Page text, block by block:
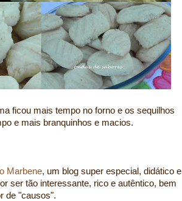
ficou mais tempo no forno e os sequilhos
e mais branquinhos e macios.
Marbene, um blog super especial, didático e
ser tão interessante, rico e autêntico, bem
de "causos".